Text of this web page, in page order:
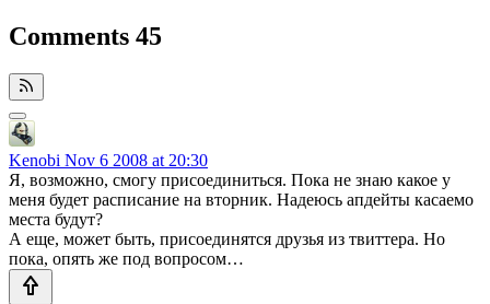
Comments 45
Kenobi Nov 6 2008 at 20:30
Я, возможно, смогу присоединиться. Пока не знаю какое у
меня будет расписание на вторник. Надеюсь апдейты касаемо
места будут?
А еще, может быть, присоединятся друзья из твиттера. Но
пока, опять же под вопросом…